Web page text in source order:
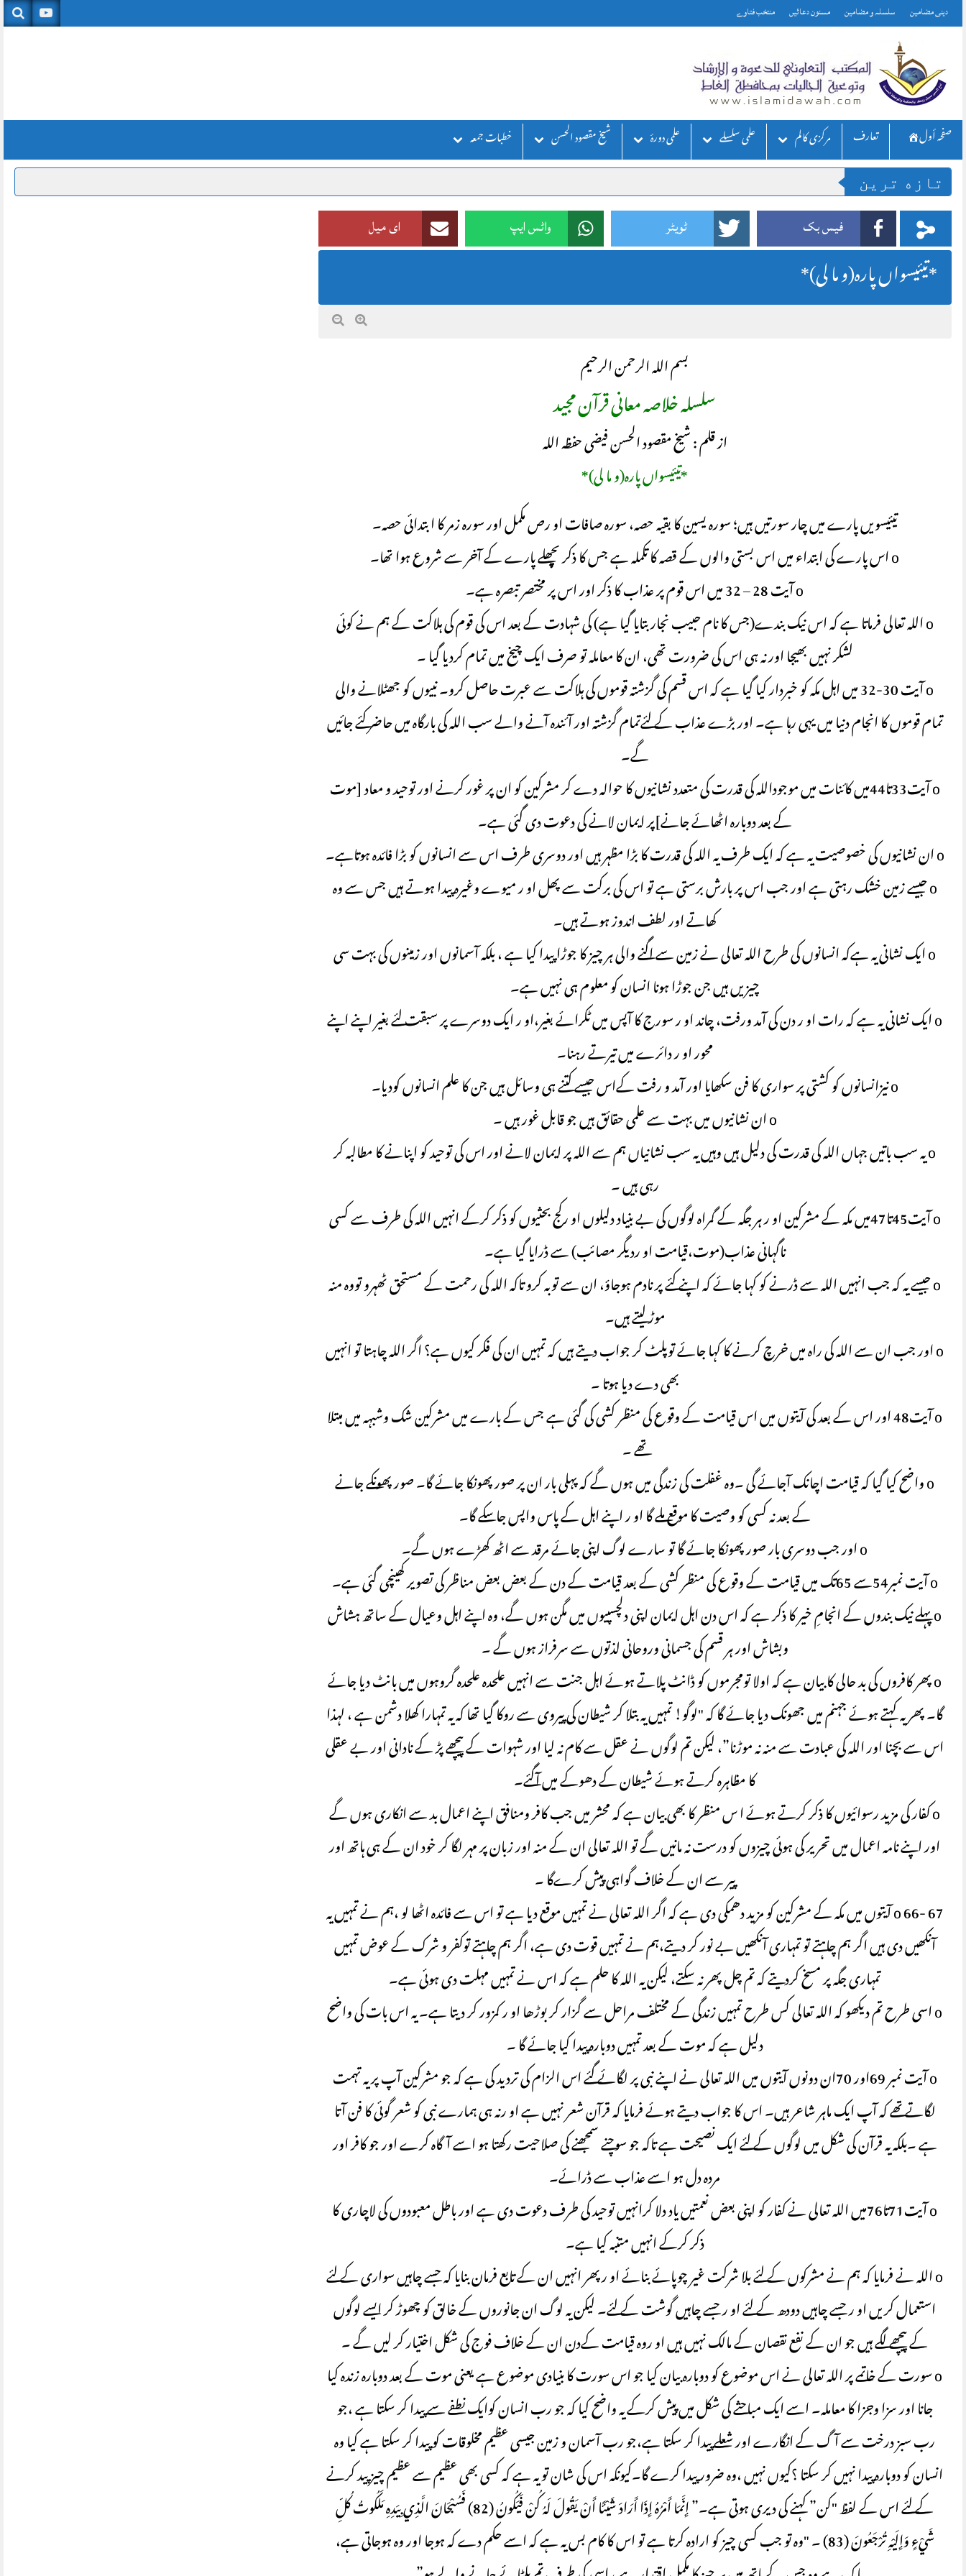
Skipto
content
دینی مضامین سلسلہ و مضامین مسنون دعائیں منتخب فتاوے
صفحه أول تعارف مركزی كالم علمی سلسلے علمی دورۂ شیخ مقصود الحسن خطبات جمعہ
تازه ترين
فیس بک ٹویٹر واٹس ایپ ای میل
*تیئیسواں پارہ(و ما لی)*
بسم اللہ الرحمن الرحیم
سلسلہ خلاصہ معانی قرآن مجید
از قلم : شیخ مقصود الحسن فیضی حفظہ اللہ
*تیئیسواں پارہ(و ما لی)*
تیئیسویں پارے میں چار سورتیں ہیں؛ سورہ یسین کا بقیہ حصہ، سورہ صافات او رص مکمل اور سورہ زمر کا ا بتدائی حصہ۔
o اس پارے کی ابتداء میں اس بستی والوں کے قصہ کا تکملہ ہے جس کا ذکر پچھلے پارے کے آخر سے شروع ہوا تھا۔
o آیت 28 – 32 میں اس قوم پر عذاب کا ذکر اور اس پر مختصر تبصرہ ہے۔
o اللہ تعالی فرماتا ہے کہ اس نیک بندے(جس کا نام حبیب نجار بتایا گیا ہے) کی شہادت کے بعد اس کی قوم کی ہلاکت کے ہم نے کوئی
لشکر نہیں بھیجا اور نہ ہی اس کی ضرورت تھی، ان کا معاملہ تو صرف ایک چیخ میں تمام کردیا گیا ۔
o آیت 30-32 میں اہل مکہ کو خبردار کیا گیا ہے کہ اس قسم کی گزشتہ قوموں کی ہلاکت سے عبرت حاصل کرو۔ نبیوں کو جھٹلانے والی
تمام قوموں کا انجام دنیا میں یہی رہا ہے۔ اور بڑے عذاب کے لئےتمام گزشتہ اور آئندہ آنے والے سب اللہ کی بارگاہ میں حاضر کئے جائیں
گے۔
o آیت33تا44میں کائنات میں موجوداللہ کی قدرت کی متعدد نشانیوں کا حوالہ دے کر مشرکین کو ان پر غور کرنے اور توحید و معاد [موت
کے بعد دوبارہ اٹھائے جانے]پر ایمان لانے کی دعوت دی گئی ہے۔
o ان نشانیوں کی خصوصیت یہ ہے کہ ایک طرف یہ اللہ کی قدرت کا بڑا مظہر ہیں اور دوسری طرف اس سے انسانوں کو بڑا فائدہ ہوتاہے۔
o جیسے زمین خشک رہتی ہے اور جب اس پر بارش برستی ہے تو اس کی برکت سے پھل او ر میوے وغیرہ پیدا ہوتے ہیں جس سے وہ
کھاتے اور لطف اندوز ہوتے ہیں۔
o ایک نشانی یہ ہےکہ انسانوں کی طرح اللہ تعالی نے زمین سے اگنے والی ہر چیز کا جوڑا پیدا کیا ہے ، بلکہ آسمانوں اور زمینوں کی بہت سی
چیزیں ہیں جن جوڑا ہونا انسان کو معلوم ہی نہیں ہے۔
o ایک نشانی یہ ہے کہ رات او ر دن کی آمد ورفت، چاند او ر سورج کا آپس میں ٹکرائے بغیر،او ر ایک دوسرے پر سبقت لئے بغیر اپنے اپنے
محور او ر دائرے میں تیرتے رہنا۔
o نیزانسانوں کو کشتی پر سواری کا فن سکھایا اور آمد و رفت کےاس جیسے کتنے ہی وسائل ہیں جن کا علم انسانوں کودیا۔
o ان نشانیوں میں بہت سے علمی حقائق ہیں جو قابل غور ہیں ۔
o یہ سب باتیں جہاں اللہ کی قدرت کی دلیل ہیں وہیں یہ سب نشانیاں ہم سے اللہ پر ایمان لانے اور اس کی توحید کو اپنانے کا مطالبہ کر
رہی ہیں ۔
o آیت45تا47میں مکہ کے مشرکین او ر ہر جگہ کے گمراہ لوگوں کی بے بنیاد دلیلوں او رکج بحثیوں کو ذکر کرکے انہیں اللہ کی طرف سے کسی
ناگہانی عذاب(موت،قیامت او ردیگر مصائب) سے ڈرایا گیا ہے۔
o جیسے یہ کہ جب انہیں اللہ سے ڈرنے کو کہا جائے کہ اپنے کئے پر نادم ہوجاؤ، ان سے توبہ کرو تاکہ اللہ کی رحمت کے مستحق ٹھہرو تووہ منہ
موڑ لیتے ہیں۔
o اور جب ان سے اللہ کی راہ میں خرچ کرنے کا کہا جائے توپلٹ کر جواب دیتے ہیں کہ تمہیں ان کی فکر کیوں ہے؟ اگر اللہ چاہتا تو انہیں
بھی دے دیا ہوتا ۔
o آیت48 اور اس کے بعد کی آیتوں میں اس قیامت کے وقوع کی منظر کشی کی گئی ہے جس کے بارے میں مشرکین شک وشبہہ میں مبتلا
تھے ۔
o واضح کیا گیا کہ قیامت اچانک آجائے گی ۔وہ غفلت کی زندگی میں ہوں گے کہ پہلی بار ان پر صور پھونکا جائے گا۔ صور پھونکے جانے
کے بعد نہ کسی کو وصیت کا موقع ملے گا او ر اپنے اہل کے پاس واپس جا سکے گا۔
o اور جب دوسری بار صور پھونکا جائے گا تو سارے لوگ اپنی جائے مرقد سے اٹھ کھڑے ہوں گے۔
o آیت نمبر54سے 65تک میں قیامت کے وقوع کی منظر کشی کے بعد قیامت کے دن کے بعض بعض مناظر کی تصویر کھینچی گئی ہے۔
o پہلے نیک بندوں کے انجامِ خیر کا ذکر ہے کہ اس دن اہل ایمان اپنی دلچسپیوں میں مگن ہوں گے، وہ اپنے اہل وعیال کے ساتھ ہشاش
وبشاش اور ہر قسم کی جسمانی وروحانی لذتوں سے سرفراز ہوں گے ۔
o پھر کافروں کی بد حالی کا بیان ہے کہ اولا تومجرموں کو ڈانٹ پلاتے ہوئے اہل جنت سے انہیں علحدہ علحدہ گروہوں میں بانٹ دیا جائے
گا۔ پھر یہ کہتے ہوئے جہنم میں جھونک دیا جائے گا کہ "لوگو! تمہیں یہ بتلا کر شیطان کی پیروی سے روکا گیا تھا کہ یہ تمہارا کھلا دشمن ہے ، لہذا
اس سے بچنا اور اللہ کی عبادت سے منہ نہ موڑنا”، لیکن تم لوگوں نے عقل سے کام نہ لیا اور شہوات کے پیچھے پڑ کے نادانی اور بے عقلی
کا مظاہرہ کرتے ہوئے شیطان کے دھوکے میں آگئے۔
o کفار کی مزید رسوائیوں کا ذکر کرتے ہوئے ا س منظر کا بھی بیان ہے کہ محشر میں جب کافر ومنافق اپنے اعمال بد سے انکاری ہوں گے
اور اپنے نامہ اعمال میں تحریر کی ہوئی چیزوں کو درست نہ مانیں گے تو اللہ تعالی ان کے منہ اور زبان پر مہر لگا کر خود ان کے ہی ہاتھ اور
پیر سے ان کے خلاف گواہی پیش کرےگا ۔
o 66- 67 آیتوں میں مکہ کے مشرکین کو مزید دھمکی دی ہے کہ اگر اللہ تعالی نے تمہیں موقع دیا ہے تو اس سے فائدہ اٹھا لو ،ہم نے تمہیں یہ
آنکھیں دی ہیں اگر ہم چاہتے تو تمہاری آنکھیں بے نور کر دیتے،ہم نے تمہیں قوت دی ہے، اگر ہم چاہتے توکفر و شرک کے عوض تمہیں
تمہاری جگہ پر مسخ کردیتے کہ تم چل پھر نہ سکتے، لیکن یہ اللہ کا حلم ہے کہ اس نے تمہیں مہلت دی ہوئی ہے۔
o اسی طرح تم دیکھو کہ اللہ تعالی کس طرح تمہیں زندگی کے مختلف مراحل سے گزار کر بوڑھا او ر کمزور کر دیتا ہے۔ یہ اس بات کی واضح
دلیل ہے کہ موت کے بعد تمہیں دوبارہ پیدا کیا جائے گا ۔
o آیت نمبر 69اور 70ان دونوں آیتوں میں اللہ تعالی نے اپنے نبی پر لگائے گئے اس الزام کی تردید کی ہے کہ جو مشرکین آپ پر یہ تہمت
لگاتے تھے کہ آپ ایک ماہر شاعر ہیں۔ اس کا جواب دیتے ہوئے فرمایا کہ قرآن شعر نہیں ہے او رنہ ہی ہمارے نبی کو شعر گوئی کا فن آتا
ہے ۔بلکہ یہ قرآن کی شکل میں لوگوں کے لئے ایک نصیحت ہے تاکہ جو سوچنے سمجھنے کی صلاحیت رکھتا ہو اسے آگاہ کرے اور جو کافر اور
مردہ دل ہو اسے عذاب سے ڈرائے۔
o آیت71تا76میں اللہ تعالی نے کفار کو اپنی بعض نعمتیں یاد دلا کرانہیں توحید کی طرف دعوت دی ہے اور باطل معبودوں کی لاچاری کا
ذکر کرکے انہیں متنبہ کیا ہے۔
o اللہ نے فرمایا کہ ہم نے مشرکوں کے لئے بلا شرکت غیر چوپائے بنائے او رپھر انہیں ان کے تابع فرمان بنایا کہ جسے چاہیں سواری کے لئے
استعمال کریں او ر جسے چاہیں دودھ کے لئے او ر جسے چاہیں گوشت کے لئے۔ لیکن یہ لوگ ان جانوروں کے خالق کو چھوڑ کر ایسے لوگوں
کے پیچھے لگے ہیں جو ان کے نفع نقصان کے مالک نہیں ہیں او روہ قیامت کےدن ان کے خلاف فوج کی شکل اختیار کر لیں گے ۔
o سورت کے خاتمے پر اللہ تعالی نے اس موضوع کو دوبارہ بیان کیا جو اس سورت کا بنیادی موضوع ہے یعنی موت کے بعد دوبارہ زندہ کیا
جانا اور سزا وجزا کا معاملہ۔ اسے ایک مباحثے کی شکل میں پیش کرکے یہ واضح کیا کہ جو رب انسان کوایک نطفے سے پیدا کر سکتا ہے ،جو
رب سبز درخت سے آگ کے انگارے اور شعلے پیدا کر سکتا ہے،جو رب آسمان و زمین جیسی عظیم مخلوقات کو پیدا کر سکتا ہے کیا وہ
انسان کو دوبارہ پیدا نہیں کر سکتا ؟کیوں نہیں ،وہ ضرور پیدا کرے گا۔کیونکہ اس کی شان تو یہ ہے کہ کسی بھی عظیم سے عظیم چیز پید کرنے
کے لئے اس کے لفظ "کن” کہنے کی دیری ہوتی ہے۔” إِنَّمَا أَمْرُهُ إِذَا أَرَادَ شَيْئًا أَنْ يَقُولَ لَهُ كُنْ فَيَكُونُ (82) فَسُبْحَانَ الَّذِي بِيَدِهِ مَلَكُوتُ كُلِّ
شَيْءٍ وَإِلَيْهِ تُرْجَعُونَ (83) ۔ "وہ تو جب کسی چیز کو ارادہ کرتا ہے تو اس کا کام بس یہ ہے کہ اسے حکم دے کہ ہوجا اور وہ ہوجاتی ہے،